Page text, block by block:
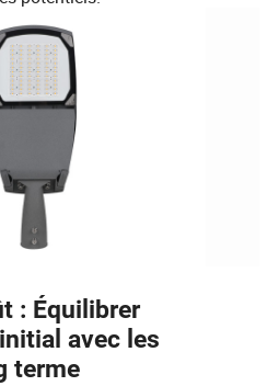
: Équilibrer
avec les
terme